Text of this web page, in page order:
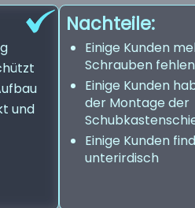
und
Nachteile:
Einige Kunden
Schrauben fehlen
Einige Kunden
der Montage der
Einige Kunden
unterirdisch